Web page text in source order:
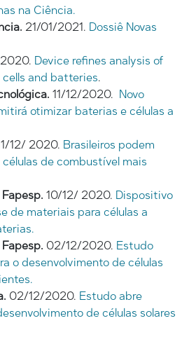
na Ciência.
21/01/2021. Dossiê Novas
Device refines analysis of
and batteries.
11/12/2020. Novo
otimizar baterias e células a
12/ 2020. Brasileiros podem
de combustível mais
10/12/ 2020. Dispositivo
de materiais para células a
02/12/2020. Estudo
o desenvolvimento de células
02/12/2020. Estudo abre
de células solares